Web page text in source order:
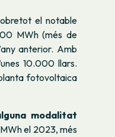
el notable
MWh (més de
anterior. Amb
10.000 llars.
fotovoltaica
modalitat
el 2023, més